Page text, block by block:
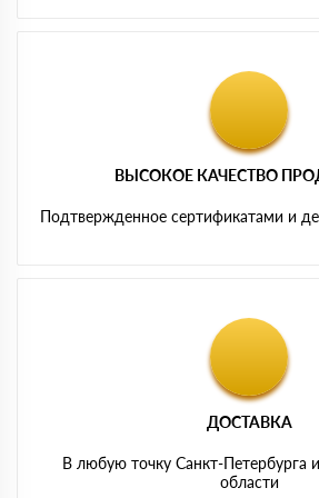
ВЫСОКОЕ КАЧЕСТВО
Подтвержденное сертификатами и
ДОСТАВКА
В любую точку Санкт-Петербурга
области